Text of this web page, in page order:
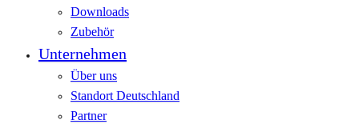
Downloads
Zubehör
Unternehmen
Über uns
Standort Deutschland
Partner